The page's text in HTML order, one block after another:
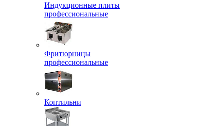
Индукционные плиты
профессиональные
Фритюрницы
профессиональные
Коптильни